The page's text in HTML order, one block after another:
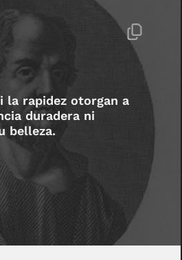
la rapidez otorgan a
duradera ni
belleza.